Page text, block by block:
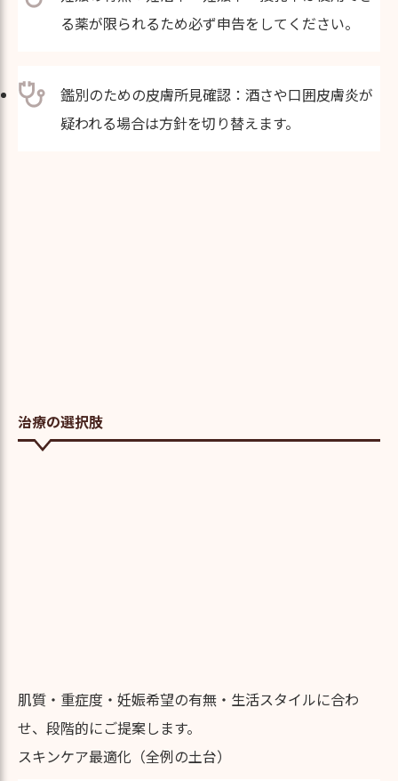
る薬が限られるため必ず申告をしてください。
鑑別のための皮膚所見確認：酒さや口囲皮膚炎が
疑われる場合は方針を切り替えます。
治療の選択肢
肌質・重症度・妊娠希望の有無・生活スタイルに合わ
せ、段階的にご提案します。
スキンケア最適化（全例の土台）